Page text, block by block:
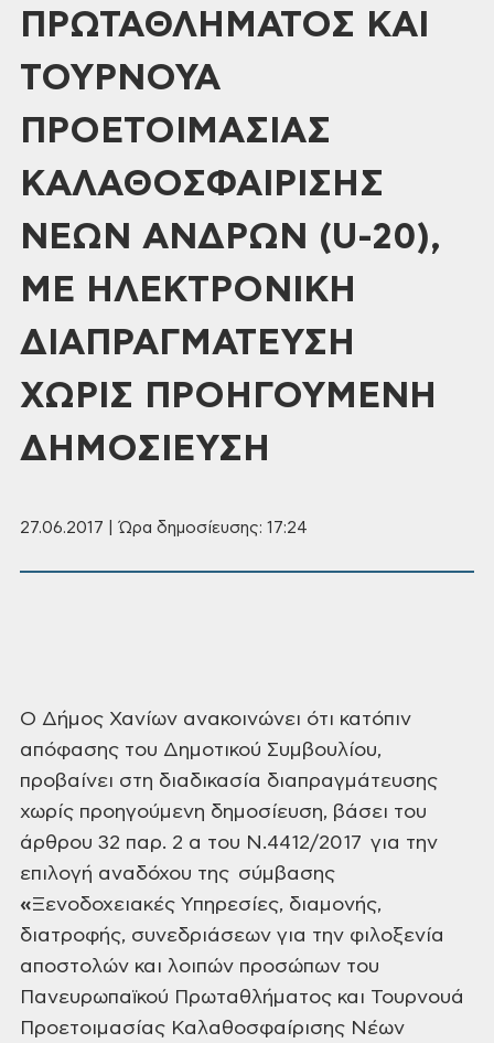
ΠΡΩΤΑΘΛΗΜΑΤΟΣ ΚΑΙ
ΤΟΥΡΝΟΥΑ
ΠΡΟΕΤΟΙΜΑΣΙΑΣ
ΚΑΛΑΘΟΣΦΑΙΡΙΣΗΣ
ΝΕΩΝ ΑΝΔΡΩΝ (U-20),
ΜΕ ΗΛΕΚΤΡΟΝΙΚΗ
ΔΙΑΠΡΑΓΜΑΤΕΥΣΗ
ΧΩΡΙΣ ΠΡΟΗΓΟΥΜΕΝΗ
ΔΗΜΟΣΙΕΥΣΗ
27.06.2017 | Ώρα δημοσίευσης: 17:24
O Δήμος Χανίων ανακοινώνει ότι κατόπιν
απόφασης του Δημοτικού Συμβουλίου,
προβαίνει στη διαδικασία διαπραγμάτευσης
χωρίς προηγούμενη δημοσίευση, βάσει του
άρθρου 32 παρ. 2 α του Ν.4412/2017 για την
επιλογή αναδόχου της σύμβασης
«Ξενοδοχειακές Υπηρεσίες, διαμονής,
διατροφής, συνεδριάσεων για την φιλοξενία
αποστολών και λοιπών προσώπων του
Πανευρωπαϊκού Πρωταθλήματος και Τουρνουά
Προετοιμασίας Καλαθοσφαίρισης Νέων